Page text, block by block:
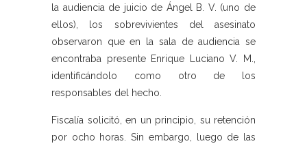
la audiencia de juicio de Ángel B. V. (uno de
ellos), los sobrevivientes del asesinato
observaron que en la sala de audiencia se
encontraba presente Enrique Luciano V. M.,
identificándolo como otro de los
responsables del hecho.
Fiscalía solicitó, en un principio, su retención
por ocho horas. Sin embargo, luego de las